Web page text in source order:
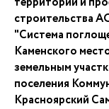
строительства
"Система
Каменского
земельным
поселения
Красноярский